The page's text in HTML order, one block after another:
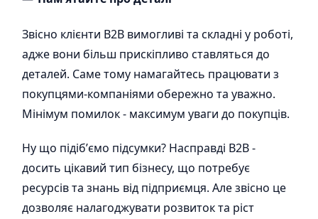
Звісно клієнти В2В вимогливі та складні у роботі,
адже вони більш прискіпливо ставляться до
деталей. Саме тому намагайтесь працювати з
покупцями-компаніями обережно та уважно.
Мінімум помилок - максимум уваги до покупців.
Ну що підібʼємо підсумки? Насправді В2В -
досить цікавий тип бізнесу, що потребує
ресурсів та знань від підприємця. Але звісно це
дозволяє налагоджувати розвиток та ріст